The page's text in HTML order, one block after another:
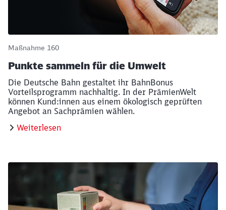
Maßnahme 160
Punkte sammeln für die Umwelt
Die Deutsche Bahn gestaltet ihr BahnBonus
Vorteilsprogramm nachhaltig. In der PrämienWelt
können Kund:innen aus einem ökologisch geprüften
Angebot an Sachprämien wählen.
Weiterlesen
Möchten Sie zuweitergeleitet
werden?